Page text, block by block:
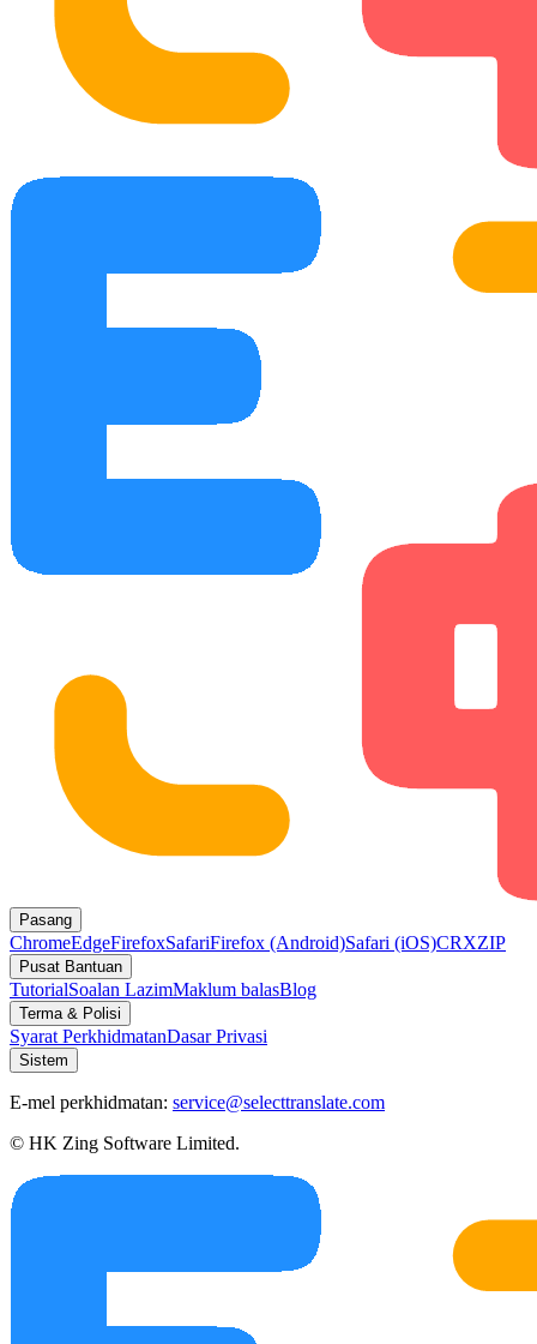
Pasang
ChromeEdgeFirefoxSafariFirefox (Android)Safari (iOS)CRXZIP
Pusat Bantuan
TutorialSoalan LazimMaklum balasBlog
Terma & Polisi
Syarat PerkhidmatanDasar Privasi
Sistem
E-mel perkhidmatan: service@selecttranslate.com
© HK Zing Software Limited.